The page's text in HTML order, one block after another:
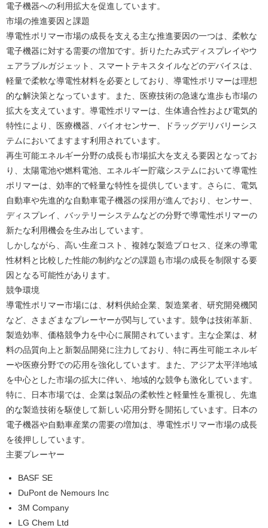
電子機器への利用拡大を促進しています。
市場の推進要因と課題
導電性ポリマー市場の成長を支える主な推進要因の一つは、柔軟な
電子機器に対する需要の増加です。折りたたみ式ディスプレイやウ
ェアラブルガジェット、スマートテキスタイルなどのデバイスは、
軽量で柔軟な導電性材料を必要としており、導電性ポリマーは理想
的な解決策となっています。また、医療技術の急速な進歩も市場の
拡大を支えています。導電性ポリマーは、生体適合性および電気的
特性により、医療機器、バイオセンサー、ドラッグデリバリーシス
テムにおいてますます利用されています。
再生可能エネルギー分野の成長も市場拡大を支える要因となってお
り、太陽電池や燃料電池、エネルギー貯蔵システムにおいて導電性
ポリマーは、効率的で軽量な特性を提供しています。さらに、電気
自動車や先進的な自動車電子機器の採用が進んでおり、センサー、
ディスプレイ、バッテリーシステムなどの分野で導電性ポリマーの
新たな利用機会を生み出しています。
しかしながら、高い生産コスト、複雑な製造プロセス、従来の導電
性材料と比較した性能の制約などの課題も市場の成長を制限する要
因となる可能性があります。
競争環境
導電性ポリマー市場には、材料供給企業、製造業者、研究開発機関
など、さまざまなプレーヤーが関与しています。競争は技術革新、
製造効率、価格競争力を中心に展開されています。主な企業は、材
料の品質向上と新製品開発に注力しており、特に再生可能エネルギ
ーや医療分野での応用を強化しています。また、アジア太平洋地域
を中心とした市場の拡大に伴い、地域的な競争も激化しています。
特に、日本市場では、企業は製品の柔軟性と軽量性を重視し、先進
的な製造技術を駆使して新しい応用分野を開拓しています。日本の
電子機器や自動車産業の需要の増加は、導電性ポリマー市場の成長
を後押ししています。
主要プレーヤー
BASF SE
DuPont de Nemours Inc
3M Company
LG Chem Ltd